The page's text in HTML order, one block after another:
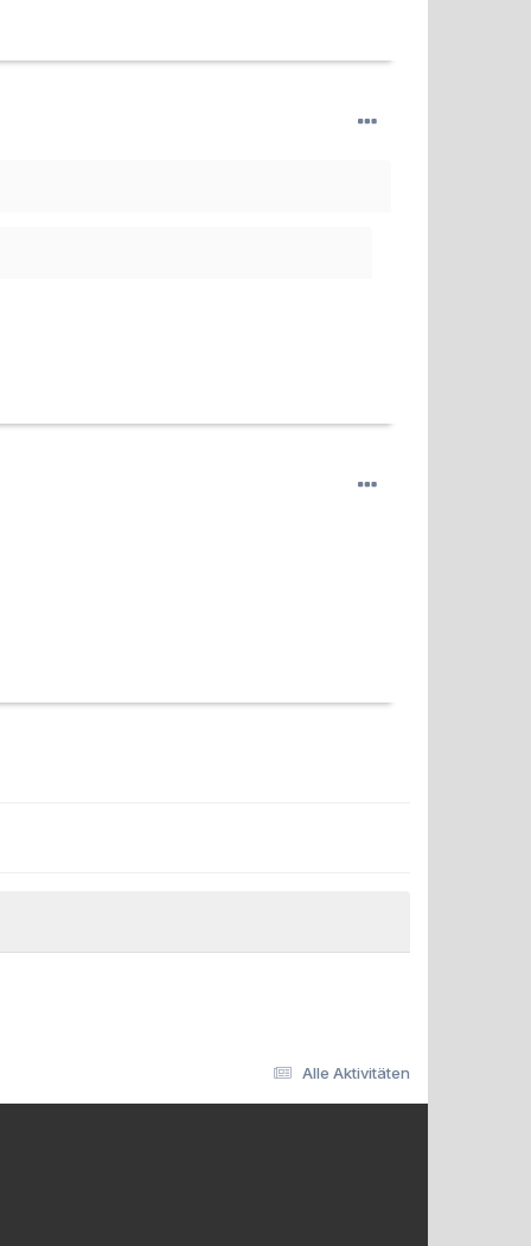
Alle Aktivitäten